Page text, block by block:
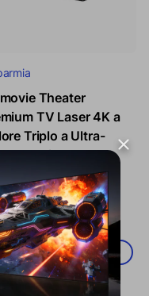
Theater
TV Laser 4K a
Triplo a Ultra-
Raggio
di venditaPrezzo
Aggiungi al carrello